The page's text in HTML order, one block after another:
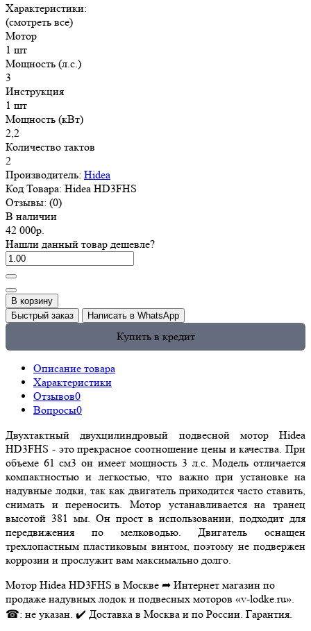
Характеристики:
(смотреть все)
Мотор
1 шт
Мощность (л.с.)
3
Инструкция
1 шт
Мощность (кВт)
2,2
Количество тактов
2
Производитель: Hidea
Код Товара: Hidea HD3FHS
Отзывы: (0)
В наличии
42 000р.
Нашли данный товар дешевле?
В корзину
Быстрый заказ
Написать в WhatsApp
Купить в кредит
Описание товара
Характеристики
Отзывов0
Вопросы0
Двухтактный двухцилиндровый подвесной мотор Hidea
HD3FHS - это прекрасное соотношение цены и качества. При
объеме 61 см3 он имеет мощность 3 л.с. Модель отличается
компактностью и легкостью, что важно при установке на
надувные лодки, так как двигатель приходится часто ставить,
снимать и переносить. Мотор устанавливается на транец
высотой 381 мм. Он прост в использовании, подходит для
передвижения по мелководью. Двигатель оснащен
трехлопастным пластиковым винтом, поэтому не подвержен
коррозии и прослужит вам максимально долго.
Мотор Hidea HD3FHS в Москве ➦ Интернет магазин по
продаже надувных лодок и подвесных моторов «v-lodke.ru».
☎: не указан. ✔️ Доставка в Москва и по России. Гарантия.